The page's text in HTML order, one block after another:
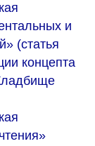
и
(статья
концепта